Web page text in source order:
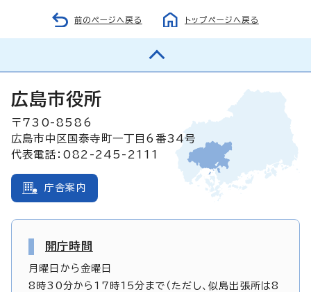
前のページへ戻る トップページへ戻る
広島市役所
〒730-8586
広島市中区国泰寺町一丁目6番34号
代表電話：082-245-2111
庁舎案内
開庁時間
月曜日から金曜日
8時30分から17時15分まで（ただし、似島出張所は8